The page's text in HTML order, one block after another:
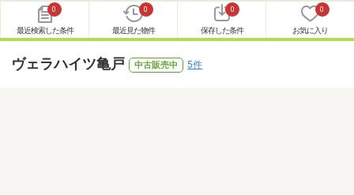
0
最近検索した条件
0
最近見た物件
0
保存した条件
0
お気に入り
ヴェラハイツ亀戸 中古販売中 5件